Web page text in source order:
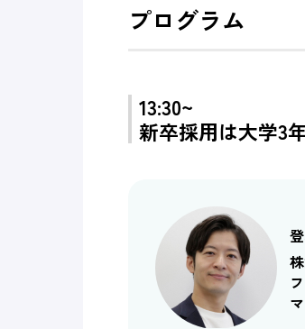
プログラム
13:30~
新卒採用は大学3